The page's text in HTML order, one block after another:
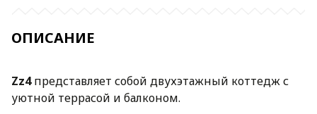
ОПИСАНИЕ
Zz4представляет собой двухэтажный коттедж с
уютной террасой и балконом.